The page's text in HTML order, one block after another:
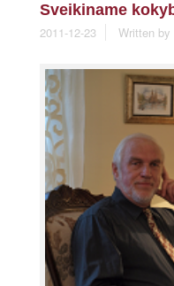
Sveikiname
2011-12-23 Written by